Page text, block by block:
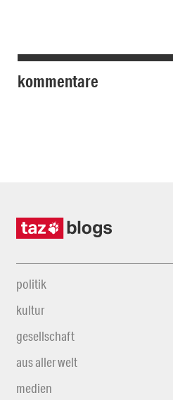
kommentare
politik
kultur
gesellschaft
aus aller welt
medien